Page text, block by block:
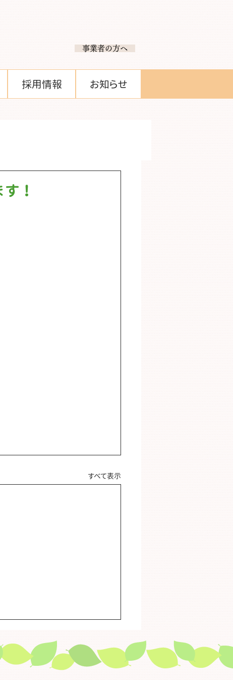
​ 事業者の方へ
採用情報 お知らせ
！
すべて表示
日から始める未病ケア」
加者募集！
今日からできる腸活習慣」～す